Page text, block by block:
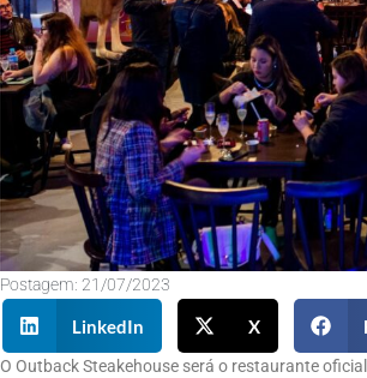
Postagem: 21/07/2023
LinkedIn X
O Outback Steakehouse será o restaurante